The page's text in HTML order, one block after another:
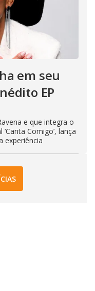
em seu
EP
e que integra o
Comigo’, lança
experiência